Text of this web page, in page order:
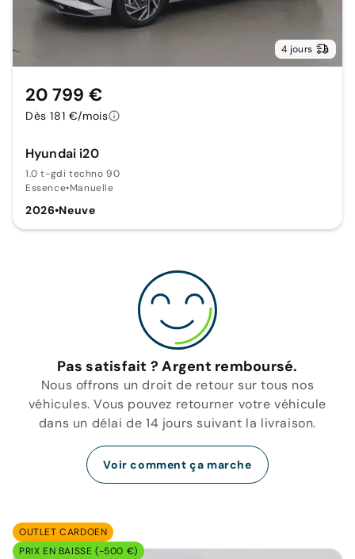
4 jours
Hyundai i20
1.0 t-gdi techno 90
Essence•Manuelle
2026•Neuve
20 799 €
Dès 181 €/mois
Pas satisfait ? Argent remboursé.
Nous offrons un droit de retour sur tous nos
véhicules. Vous pouvez retourner votre véhicule
dans un délai de 14 jours suivant la livraison.
Voir comment ça marche
OUTLET CARDOEN
PRIX EN BAISSE (-500 €)